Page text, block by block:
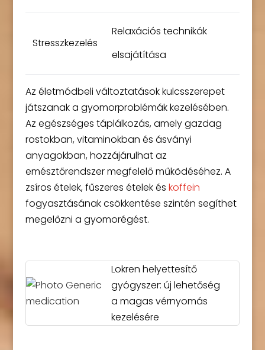
Stresszkezelés
Relaxációs technikák
elsajátítása
Az életmódbeli változtatások kulcsszerepet
játszanak a gyomorproblémák kezelésében.
Az egészséges táplálkozás, amely gazdag
rostokban, vitaminokban és ásványi
anyagokban, hozzájárulhat az
emésztőrendszer megfelelő működéséhez. A
zsíros ételek, fűszeres ételek és koffein
fogyasztásának csökkentése szintén segíthet
megelőzni a gyomorégést.
Lokren helyettesítő
gyógyszer: új lehetőség
a magas vérnyomás
kezelésére